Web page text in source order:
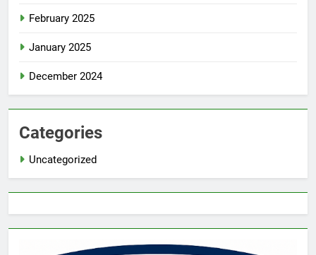
February 2025
January 2025
December 2024
Categories
Uncategorized